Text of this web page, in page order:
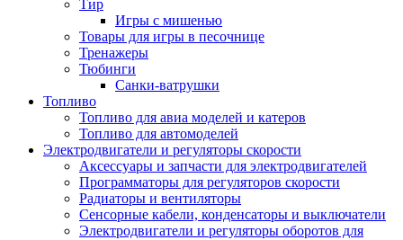
Тир
Игры с мишенью
Товары для игры в песочнице
Тренажеры
Тюбинги
Санки-ватрушки
Топливо
Топливо для авиа моделей и катеров
Топливо для автомоделей
Электродвигатели и регуляторы скорости
Аксессуары и запчасти для электродвигателей
Программаторы для регуляторов скорости
Радиаторы и вентиляторы
Сенсорные кабели, конденсаторы и выключатели
Электродвигатели и регуляторы оборотов для